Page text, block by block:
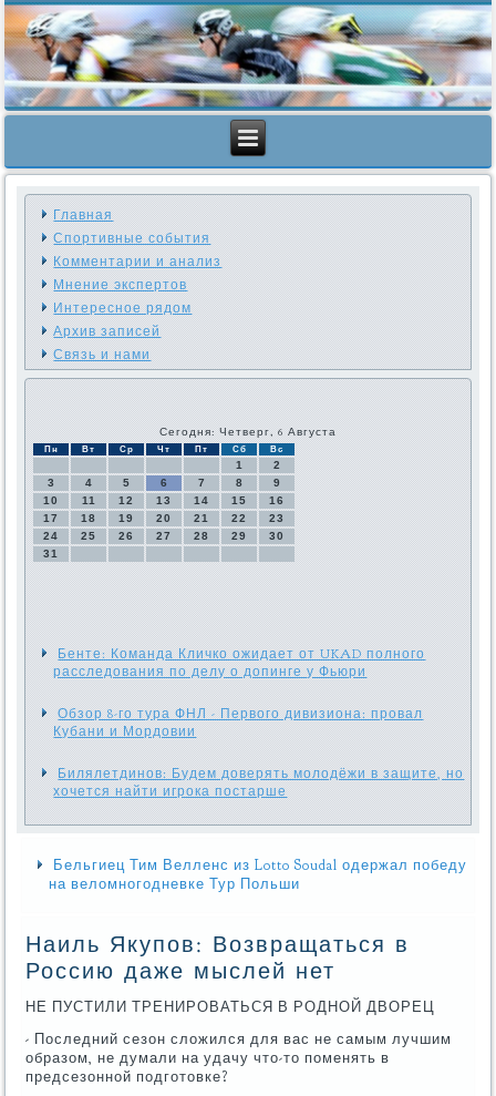
Главная
Спортивные события
Комментарии и анализ
Мнение экспертов
Интересное рядом
Архив записей
Связь и нами
Сегодня: Четверг, 6 Августа
Пн Вт Ср Чт Пт Сб Вс
1
2
3
4 5 6 7 8
9
10
11 12 13 14 15
16
17
18 19 20 21 22
23
24
25 26 27 28 29
30
31
Бенте: Команда Кличко ожидает от UKAD полного
расследования по делу о допинге у Фьюри
Обзор 8-го тура ФНЛ - Первого дивизиона: провал
Кубани и Мордовии
Билялетдинов: Будем доверять молодёжи в защите, но
хочется найти игрока постарше
Бельгиец Тим Велленс из Lotto Soudal одержал победу
на веломногодневке Тур Польши
Наиль Якупов: Возвращаться в
Россию даже мыслей нет
НЕ ПУСТИЛИ ТРЕНИРОВАТЬСЯ В РОДНОЙ ДВОРЕЦ
- Последний сезон сложился для вас не самым лучшим
образом, не думали на удачу что-то поменять в
предсезонной подготовке?